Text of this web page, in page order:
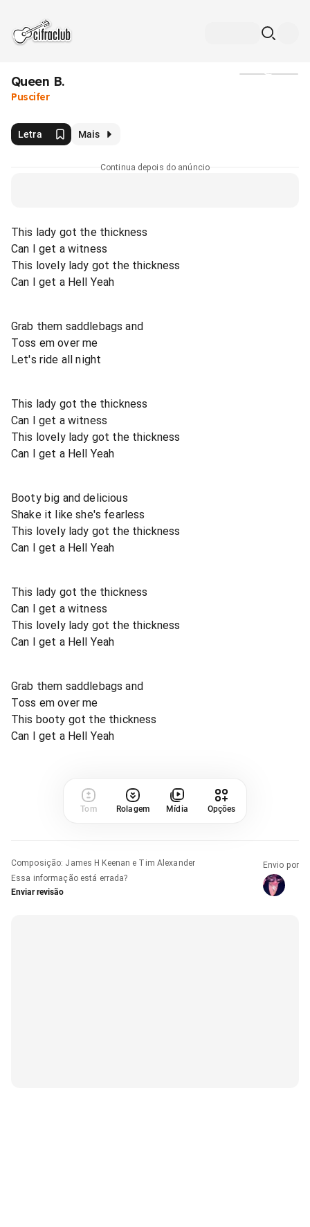
Queen B.
Puscifer
Letra Mais
Continua depois do anúncio
This lady got the thickness
Can I get a witness
This lovely lady got the thickness
Can I get a Hell Yeah
Grab them saddlebags and
Toss em over me
Let's ride all night
This lady got the thickness
Can I get a witness
This lovely lady got the thickness
Can I get a Hell Yeah
Booty big and delicious
Shake it like she's fearless
This lovely lady got the thickness
Can I get a Hell Yeah
This lady got the thickness
Can I get a witness
This lovely lady got the thickness
Can I get a Hell Yeah
Grab them saddlebags and
Toss em over me
This booty got the thickness
Can I get a Hell Yeah
Tom Rolagem Mídia Opções
Composição: James H Keenan e Tim Alexander
Essa informação está errada?
Enviar revisão
Envio por